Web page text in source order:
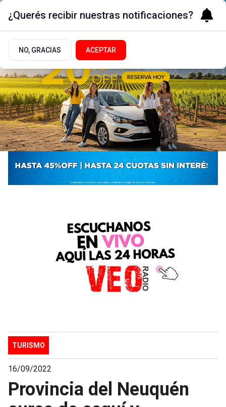
TURISMO
16/09/2022
Provincia del Neuquén
¿Querés recibir nuestras notificaciones?
NO, GRACIAS ACEPTAR